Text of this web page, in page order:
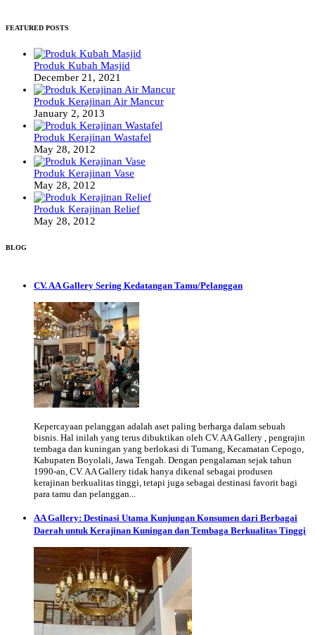
FEATURED POSTS
Produk Kubah Masjid
December 21, 2021
Produk Kerajinan Air Mancur
January 2, 2013
Produk Kerajinan Wastafel
May 28, 2012
Produk Kerajinan Vase
May 28, 2012
Produk Kerajinan Relief
May 28, 2012
BLOG
CV. AA Gallery Sering Kedatangan Tamu/Pelanggan
Kepercayaan pelanggan adalah aset paling berharga dalam sebuah
bisnis. Hal inilah yang terus dibuktikan oleh CV. AA Gallery , pengrajin
tembaga dan kuningan yang berlokasi di Tumang, Kecamatan Cepogo,
Kabupaten Boyolali, Jawa Tengah. Dengan pengalaman sejak tahun
1990-an, CV. AA Gallery tidak hanya dikenal sebagai produsen
kerajinan berkualitas tinggi, tetapi juga sebagai destinasi favorit bagi
para tamu dan pelanggan...
AA Gallery: Destinasi Utama Kunjungan Konsumen dari Berbagai
Daerah untuk Kerajinan Kuningan dan Tembaga Berkualitas Tinggi